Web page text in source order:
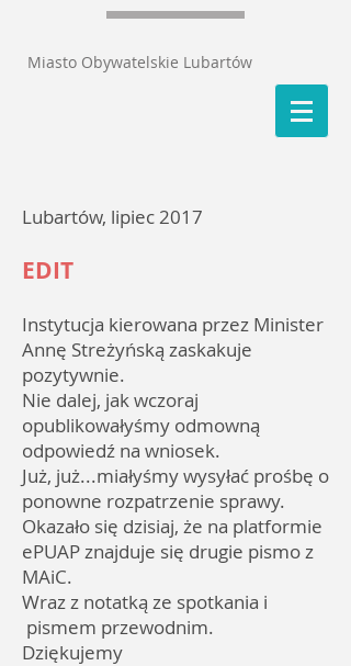
Miasto Obywatelskie Lubartów
Lubartów, lipiec 2017
EDIT
Instytucja kierowana przez Minister
Annę Streżyńską zaskakuje
pozytywnie.
Nie dalej, jak wczoraj
opublikowałyśmy odmowną
odpowiedź na wniosek.
Już, już...miałyśmy wysyłać prośbę o
ponowne rozpatrzenie sprawy.
Okazało się dzisiaj, że na platformie
ePUAP znajduje się drugie pismo z
MAiC.
Wraz z notatką ze spotkania i
pismem przewodnim.
Dziękujemy